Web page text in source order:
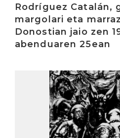
Rodríguez Catalán,
margolari eta
Donostian jaio zen
abenduaren 25ean